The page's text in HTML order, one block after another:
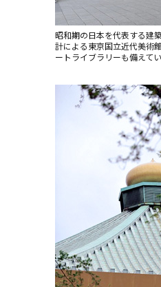
昭和期の日本を代表する建
計による東京国立近代美術
ートライブラリーも備えてい